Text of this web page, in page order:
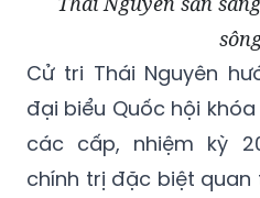
Cử tri Thái Nguyên
đại biểu Quốc hội khóa
các cấp, nhiệm kỳ
chính trị đặc biệt quan